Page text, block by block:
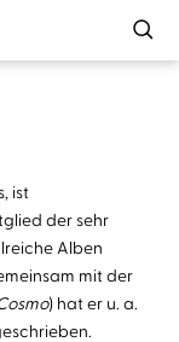
ist
der sehr
Alben
mit der
) hat er u. a.